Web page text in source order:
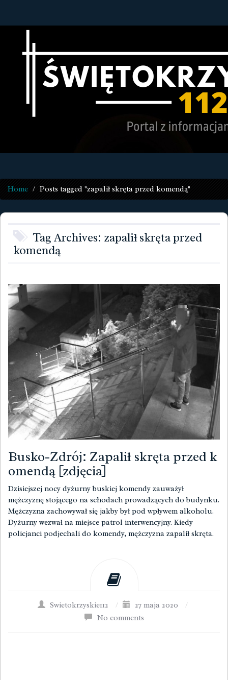
Home Posts tagged "zapalił skręta przed komendą"
Tag Archives: zapalił skręta przed
komendą
Busko-Zdrój: Zapalił skręta przed k
omendą [zdjęcia]
Dzisiejszej nocy dyżurny buskiej komendy zauważył
mężczyznę stojącego na schodach prowadzących do budynku.
Mężczyzna zachowywał się jakby był pod wpływem alkoholu.
Dyżurny wezwał na miejsce patrol interwencyjny. Kiedy
policjanci podjechali do komendy, mężczyzna zapalił skręta.
Swietokrzyskie112 / 27 maja 2020
/
No comments